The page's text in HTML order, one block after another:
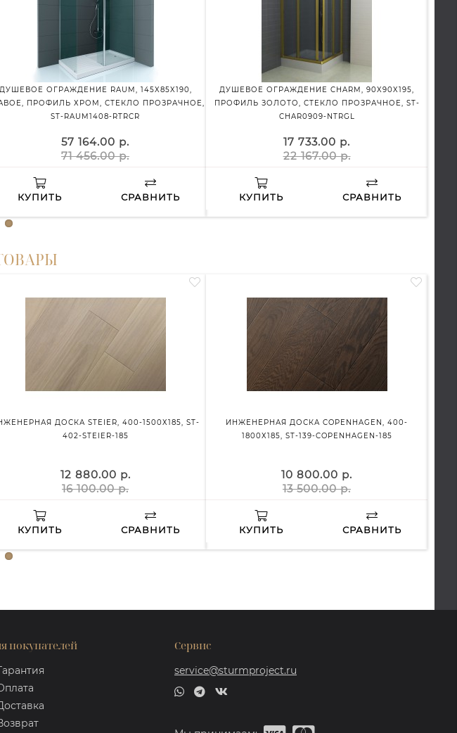
ДУШЕВОЕ ОГРАЖДЕНИЕ RAUM, 145X85X190,
ПРОФИЛЬ ХРОМ, СТЕКЛО ПРОЗРАЧНОЕ,
ST-RAUM1408-RTRCR
57 164.00 р.
71 456.00 р.
КУПИТЬ СРАВНИТЬ
ДУШЕВОЕ ОГРАЖДЕНИЕ CHARM, 90X90X195,
ПРОФИЛЬ ЗОЛОТО, СТЕКЛО ПРОЗРАЧНОЕ, ST-
CHAR0909-NTRGL
17 733.00 р.
22 167.00 р.
КУПИТЬ СРАВНИТЬ
ДОСКА STEIER, 400-1500Х185, ST-
402-STEIER-185
12 880.00 р.
16 100.00 р.
КУПИТЬ СРАВНИТЬ
ИНЖЕНЕРНАЯ ДОСКА COPENHAGEN, 400-
1800Х185, ST-139-COPENHAGEN-185
10 800.00 р.
13 500.00 р.
КУПИТЬ СРАВНИТЬ
покупателей Сервис
service@sturmproject.ru